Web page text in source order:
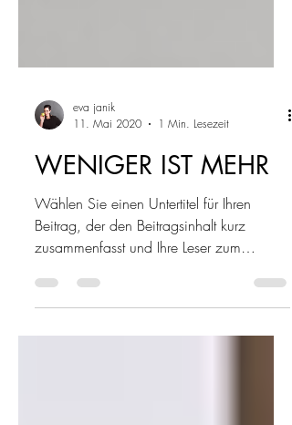
eva janik
11. Mai 2020
1 Min. Lesezeit
WENIGER IST MEHR
Wählen Sie einen Untertitel für Ihren
Weiterlesen motiviert....